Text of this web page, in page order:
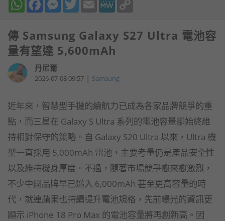
傳 Samsung Galaxy S27 Ultra 電池容
量有望達 5,600mAh
丹尼爾
2026-07-08 09:57 | Samsung
近年來，智慧型手機的續航力已成為各家品牌競爭的重
點，而三星在 Galaxy S Ultra 系列的電池容量卻始終維
持相對保守的策略。自 Galaxy S20 Ultra 以來，Ultra 機
型一直採用 5,000mAh 電池，主要考量仍是產品安全性
以及維持機身厚度。不過，隨著市場競爭愈來愈激烈，
不少中國品牌早已邁入 6,000mAh 甚至更高容量的時
代，就連蘋果也持續提升電池規格，先前曝光的資訊更
顯示 iPhone 18 Pro Max 的電池容量將再創新高。因